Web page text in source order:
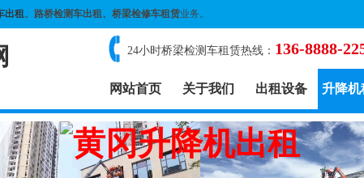
出租、路桥检测车出租、桥梁检修车租赁业务。
24小时桥梁检测车租赁热线： 136-8888-
网站首页 关于我们 出租设备 升降机